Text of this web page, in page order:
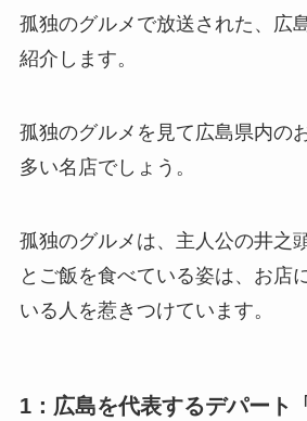
孤独のグルメで放送された、広
紹介します。
孤独のグルメを見て広島県内の
多い名店でしょう。
孤独のグルメは、主人公の井之
とご飯を食べている姿は、お店
いる人を惹きつけています。
1：広島を代表するデパート